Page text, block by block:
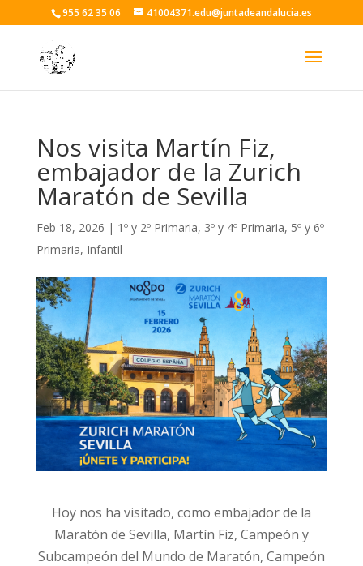
955 62 35 06 41004371.edu@juntadeandalucia.es
Nos visita Martín Fiz,
embajador de la Zurich
Maratón de Sevilla
Feb 18, 2026 | 1º y 2º Primaria, 3º y 4º Primaria, 5º y 6º
Primaria, Infantil
Hoy nos ha visitado, como embajador de la
Maratón de Sevilla, Martín Fiz, Campeón y
Subcampeón del Mundo de Maratón, Campeón